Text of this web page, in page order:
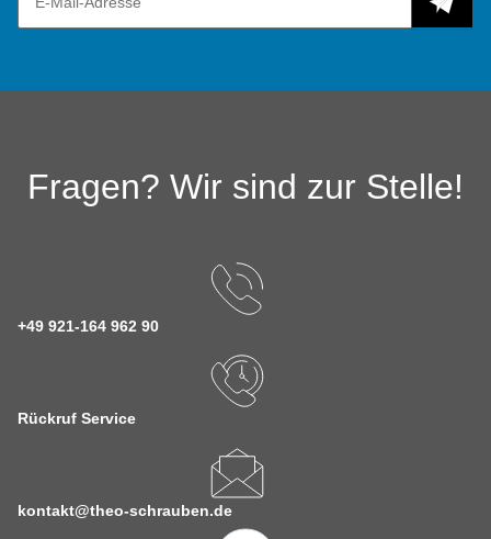
Fragen? Wir sind zur Stelle!
+49 921-164 962 90
Rückruf Service
kontakt@theo-schrauben.de